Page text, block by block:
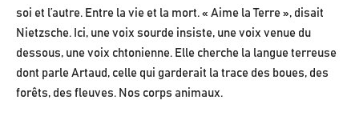
soi et l’autre. Entre la vie et la mort. « Aime la Terre », disait
Nietzsche. Ici, une voix sourde insiste, une voix venue du
dessous, une voix chtonienne. Elle cherche la langue terreuse
dont parle Artaud, celle qui garderait la trace des boues, des
forêts, des fleuves. Nos corps animaux.